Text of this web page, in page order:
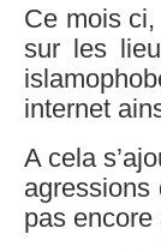
Ce mois
sur les
internet
A cela
agressions
pas encore